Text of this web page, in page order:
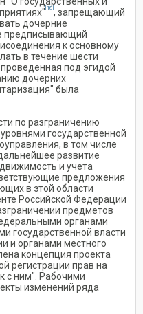
[18] , запрещающий
дочерние
предписывающий
к основному
в течение шести
под эгидой
дочерних
была
по разграничению
государственной
в том числе
развитие
и учета
предложения
в этой области
Российской Федерации
предметов
органами
государственной власти
и органами местного
концепция проекта
регистрации прав на
с ним". Рабочими
изменений ряда